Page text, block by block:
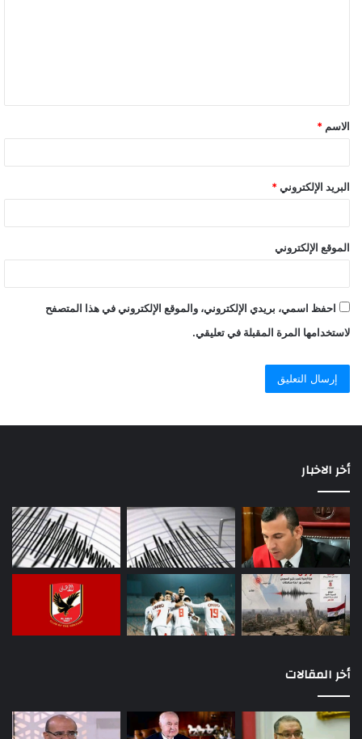
الاسم *
البريد الإلكتروني *
الموقع الإلكتروني
احفظ اسمي، بريدي الإلكتروني، والموقع الإلكتروني في هذا المتصفح
لاستخدامها المرة المقبلة في تعليقي.
أخر الاخبار
أخر المقالات